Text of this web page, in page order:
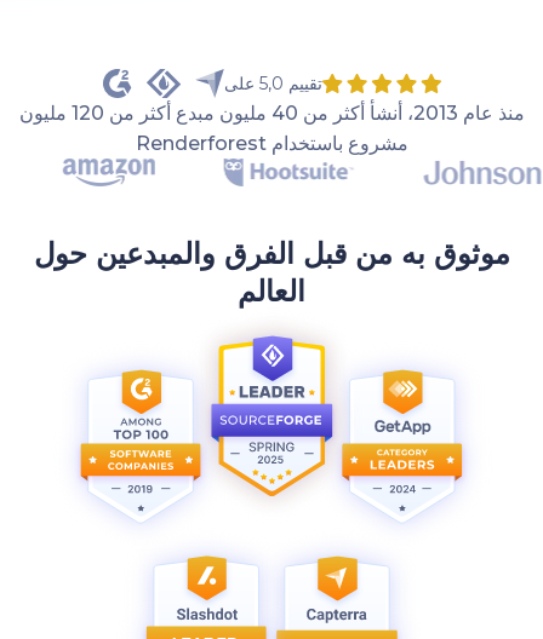
تقييم 5,0 على
منذ عام 2013، أنشأ أكثر من 40 مليون مبدع أكثر من 120 مليون
مشروع باستخدام Renderforest
موثوق به من قبل الفرق والمبدعين حول
العالم